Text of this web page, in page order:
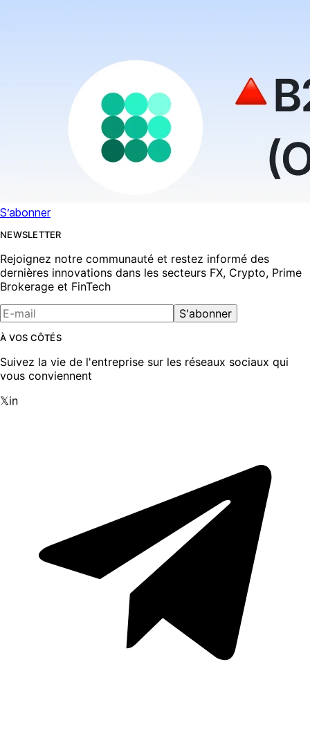
S’abonner
NEWSLETTER
Rejoignez notre communauté et restez informé des
dernières innovations dans les secteurs FX, Crypto, Prime
Brokerage et FinTech
S'abonner
À VOS CÔTÉS
Suivez la vie de l'entreprise sur les réseaux sociaux qui
vous conviennent
𝕏in